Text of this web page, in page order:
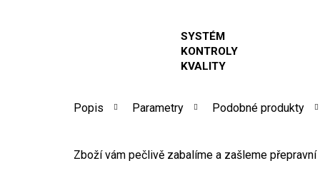
SYSTÉM
KONTROLY
KVALITY
Popis Parametry Podobné produkty
Zboží vám pečlivě zabalíme a zašleme přepravní